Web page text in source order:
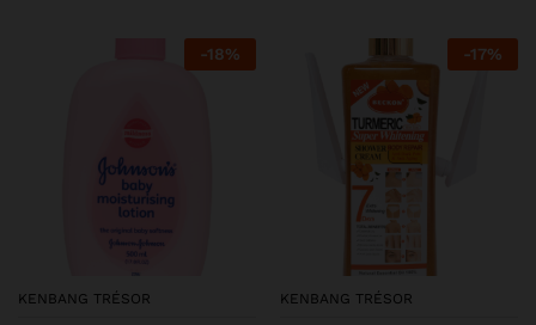
-18%
KENBANG TRÉSOR
-17%
KENBANG TRÉSOR